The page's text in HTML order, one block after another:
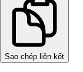
Sao chép liên kết